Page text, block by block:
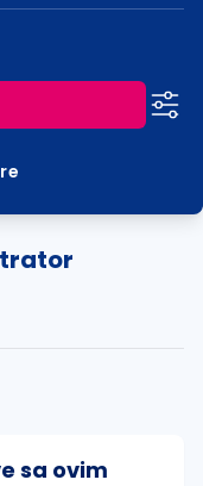
sa ovim